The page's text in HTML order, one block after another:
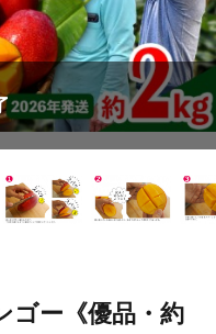
ゴー《優品・約